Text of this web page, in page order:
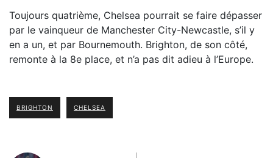
Toujours quatrième, Chelsea pourrait se faire dépasser
par le vainqueur de Manchester City-Newcastle, s’il y
en a un, et par Bournemouth. Brighton, de son côté,
remonte à la 8e place, et n’a pas dit adieu à l’Europe.
BRIGHTON CHELSEA